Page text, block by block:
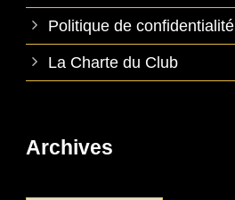
Politique de confidentialité
La Charte du Club
Archives